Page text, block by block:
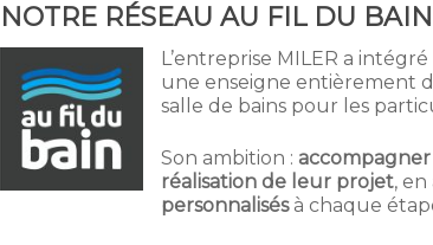
NOTRE RÉSEAU AU FIL DU BAIN
L’entreprise MILER a intégré
une enseigne entièrement
salle de bains pour les
Son ambition :
réalisation de leur projet,
personnalisésà chaque